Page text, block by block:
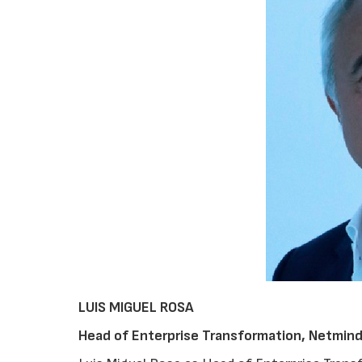
LUIS MIGUEL ROSA
Head of Enterprise Transformation,